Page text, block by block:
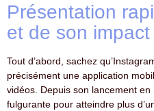
Présentation
et de son
Tout d’abord, sachez
précisément une application
vidéos. Depuis son lancement
fulgurante pour atteindre plus